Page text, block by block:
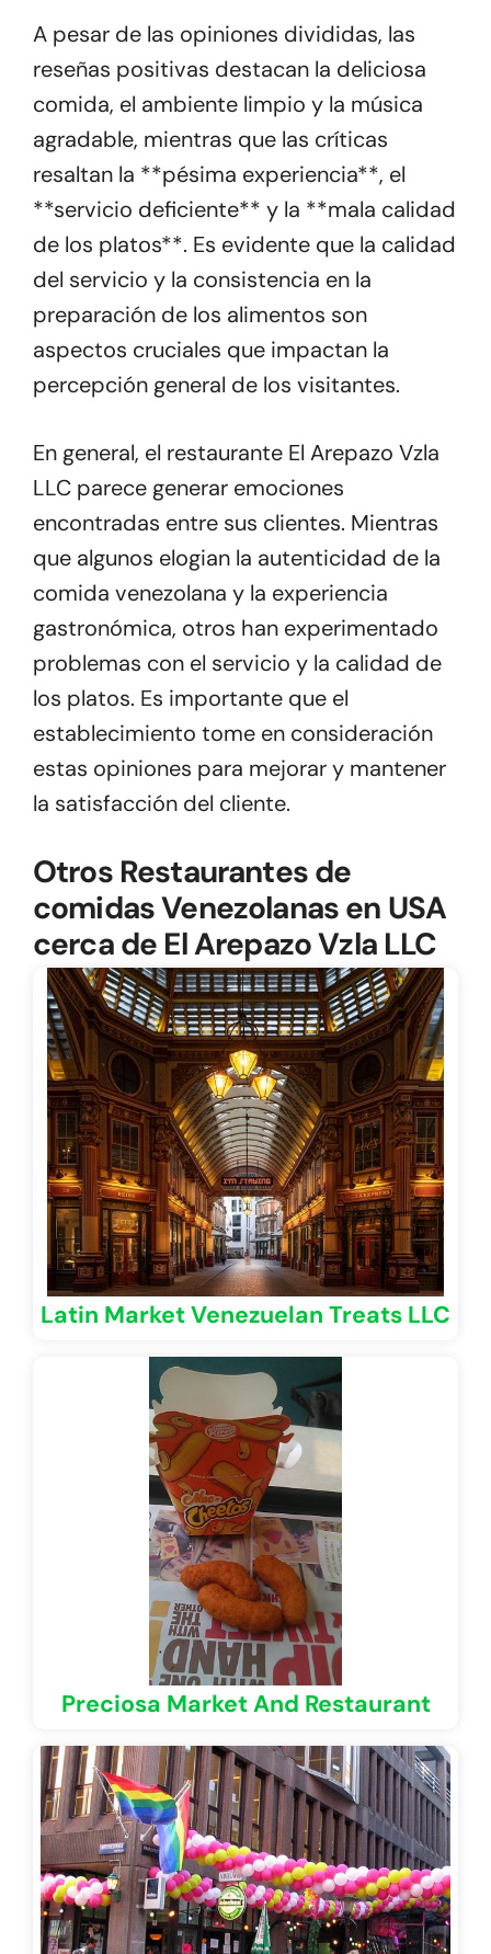
A pesar de las opiniones divididas, las
reseñas positivas destacan la deliciosa
comida, el ambiente limpio y la música
agradable, mientras que las críticas
resaltan la **pésima experiencia**, el
**servicio deficiente** y la **mala calidad
de los platos**. Es evidente que la calidad
del servicio y la consistencia en la
preparación de los alimentos son
aspectos cruciales que impactan la
percepción general de los visitantes.
En general, el restaurante El Arepazo Vzla
LLC parece generar emociones
encontradas entre sus clientes. Mientras
que algunos elogian la autenticidad de la
comida venezolana y la experiencia
gastronómica, otros han experimentado
problemas con el servicio y la calidad de
los platos. Es importante que el
establecimiento tome en consideración
estas opiniones para mejorar y mantener
la satisfacción del cliente.
Otros Restaurantes de
comidas Venezolanas en USA
cerca de El Arepazo Vzla LLC
Latin Market Venezuelan Treats LLC
Preciosa Market And Restaurant